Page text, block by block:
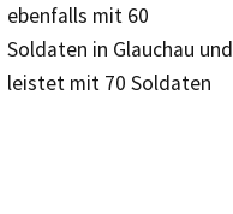
ebenfalls mit 60
Soldaten in Glauchau und
leistet mit 70 Soldaten